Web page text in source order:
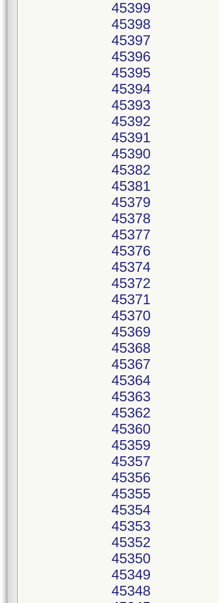
45399
45398
45397
45396
45395
45394
45393
45392
45391
45390
45382
45381
45379
45378
45377
45376
45374
45372
45371
45370
45369
45368
45367
45364
45363
45362
45360
45359
45357
45356
45355
45354
45353
45352
45350
45349
45348